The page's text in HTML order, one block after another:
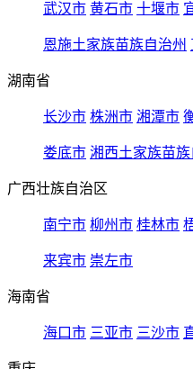
武汉市 黄石市 十堰市
恩施土家族苗族自治州
湖南省
长沙市 株洲市 湘潭市
娄底市 湘西土家族苗族
广西壮族自治区
南宁市 柳州市 桂林市
来宾市 崇左市
海南省
海口市 三亚市 三沙市